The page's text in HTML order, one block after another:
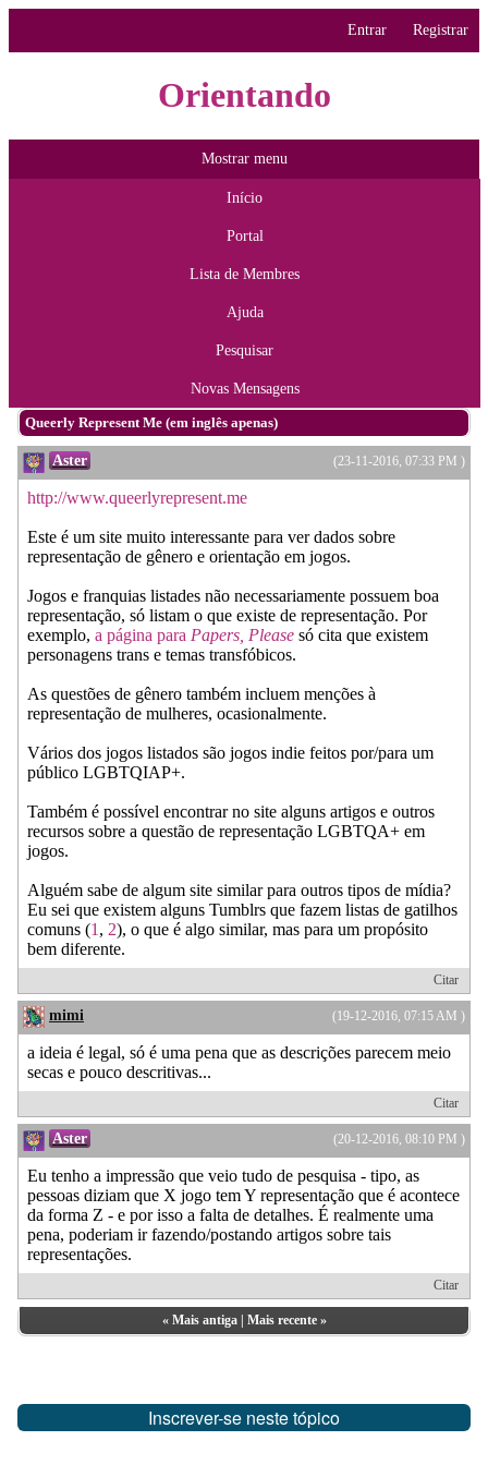
Entrar Registrar
Orientando
Mostrar menu
Início
Portal
Lista de Membres
Ajuda
Pesquisar
Novas Mensagens
Queerly Represent Me (em inglês apenas)
(23-11-2016, 07:33 PM )
Aster
http://www.queerlyrepresent.me
Este é um site muito interessante para ver dados sobre
representação de gênero e orientação em jogos.
Jogos e franquias listades não necessariamente possuem boa
representação, só listam o que existe de representação. Por
exemplo, a página para Papers, Please só cita que existem
personagens trans e temas transfóbicos.
As questões de gênero também incluem menções à
representação de mulheres, ocasionalmente.
Vários dos jogos listados são jogos indie feitos por/para um
público LGBTQIAP+.
Também é possível encontrar no site alguns artigos e outros
recursos sobre a questão de representação LGBTQA+ em
jogos.
Alguém sabe de algum site similar para outros tipos de mídia?
Eu sei que existem alguns Tumblrs que fazem listas de gatilhos
comuns (1 , 2), o que é algo similar, mas para um propósito
bem diferente.
Citar
(19-12-2016, 07:15 AM )
mimi
a ideia é legal, só é uma pena que as descrições parecem meio
secas e pouco descritivas...
Citar
(20-12-2016, 08:10 PM )
Aster
Eu tenho a impressão que veio tudo de pesquisa - tipo, as
pessoas diziam que X jogo tem Y representação que é acontece
da forma Z - e por isso a falta de detalhes. É realmente uma
pena, poderiam ir fazendo/postando artigos sobre tais
representações.
Citar
« Mais antiga| Mais recente»
Inscrever-se neste tópico